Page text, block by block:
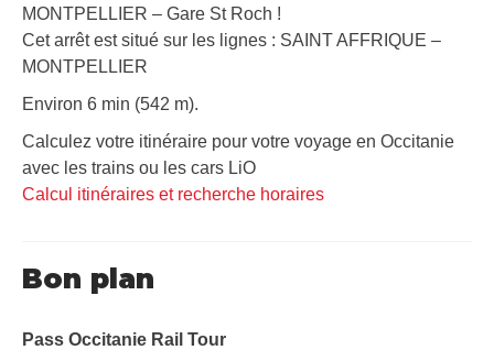
MONTPELLIER – Gare St Roch !
Cet arrêt est situé sur les lignes : SAINT AFFRIQUE –
MONTPELLIER
Environ 6 min (542 m).
Calculez votre itinéraire pour votre voyage en Occitanie
avec les trains ou les cars LiO
Calcul itinéraires et recherche horaires
Bon plan
Pass Occitanie Rail Tour​